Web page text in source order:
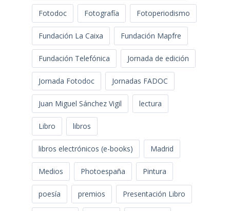
Fotodoc Fotografía Fotoperiodismo
Fundación La Caixa Fundación Mapfre
Fundación Telefónica Jornada de edición
Jornada Fotodoc Jornadas FADOC
Juan Miguel Sánchez Vigil lectura
Libro libros
libros electrónicos (e-books) Madrid
Medios Photoespaña Pintura
poesía premios Presentación Libro